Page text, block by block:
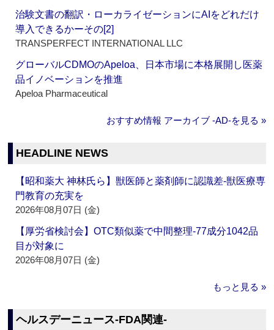
治験文書の翻訳・ローカライゼーションにAIをどれだけ
導入できるかーその[2]
TRANSPERFECT INTERNATIONAL LLC
グローバルCDMOのApeloa、日本市場に本格展開し医薬
品イノベーションを推進
Apeloa Pharmaceutical
おすすめ情報 アーカイブ ‐AD‐を見る »
HEADLINE NEWS
【昭和薬大 神林氏ら】獣医師と薬剤師に認識差‐獣医療専
門教育の充実を
2026年08月07日 (金)
【厚労省検討会】OTC類似薬で中間整理‐77成分1042品
目が対象に
2026年08月07日 (金)
もっと見る »
ヘルスデーニュース‐FDA関連‐